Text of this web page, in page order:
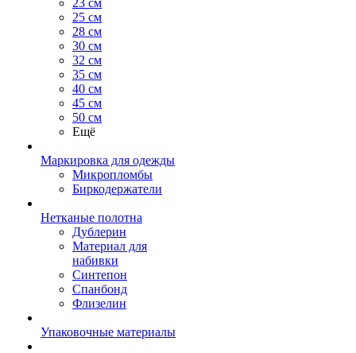
23 см
25 см
28 см
30 см
32 см
35 см
40 см
45 см
50 см
Ещё
Маркировка для одежды
Микропломбы
Биркодержатели
Нетканые полотна
Дублерин
Материал для
набивки
Синтепон
Спанбонд
Флизелин
Упаковочные материалы